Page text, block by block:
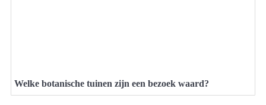
Welke botanische tuinen zijn een bezoek waard?